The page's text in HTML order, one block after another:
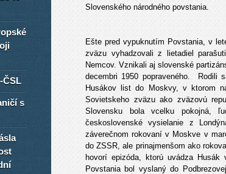
Slovenského národného povstania.
Ešte pred vypuknutím Povstania, v
zväzu vyhadzovali z lietadiel
Nemcov. Vznikali aj slovenské
decembri 1950 popraveného. Rodili
Husákov list do Moskvy, v ktorom
Sovietskeho zväzu ako zväzovú
Slovensku bola vcelku pokojná,
československé vysielanie z
záverečnom rokovaní v Moskve v
do ZSSR, ale prinajmenšom ako
hovorí epizóda, ktorú uvádza
Povstania bol vyslaný do
ČSL
s